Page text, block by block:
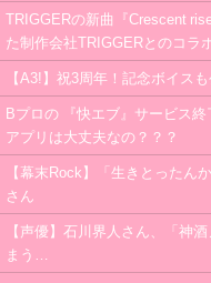
TRIGGERの新曲『Crescent
た制作会社TRIGGERとのコラ
【A3!】祝3周年！記念ボイス
Bプロの 『快エブ』サービス
アプリは大丈夫なの？？？
【幕末Rock】「生きとったん
さん
【声優】石川界人さん、「神
まう…